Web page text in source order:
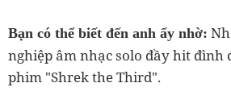
Bạn có thể biết đến anh ấy nhờ:
nghiệp âm nhạc solo đầy hit đình
phim "Shrek the Third".